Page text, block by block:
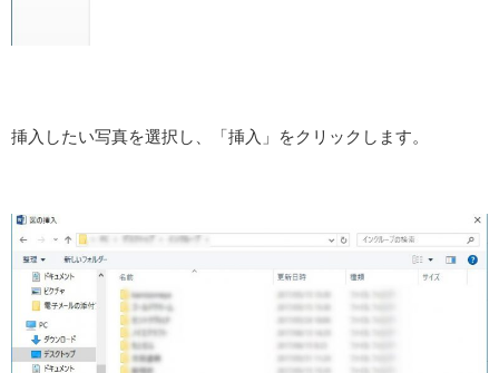
挿入したい写真を選択し、「挿入」をクリックします。